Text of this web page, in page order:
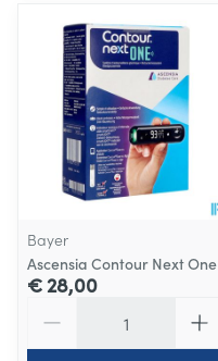
Bayer
Ascensia Contour Next One
€ 28,00